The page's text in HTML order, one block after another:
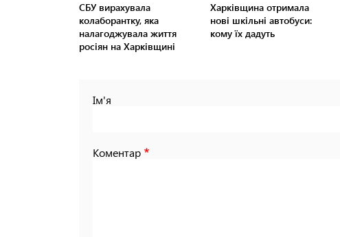
СБУ вирахувала
колаборантку, яка
налагоджувала життя
росіян на Харківщині
Харківщина отримала
нові шкільні автобуси:
кому їх дадуть
Ім'я
Коментар